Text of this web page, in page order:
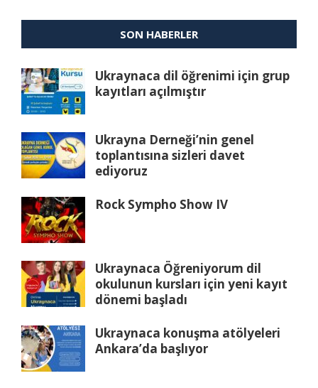
SON HABERLER
Ukraynaca dil öğrenimi için grup
kayıtları açılmıştır
Ukrayna Derneği’nin genel
toplantısına sizleri davet
ediyoruz
Rock Sympho Show IV
Ukraynaca Öğreniyorum dil
okulunun kursları için yeni kayıt
dönemi başladı
Ukraynaca konuşma atölyeleri
Ankara’da başlıyor